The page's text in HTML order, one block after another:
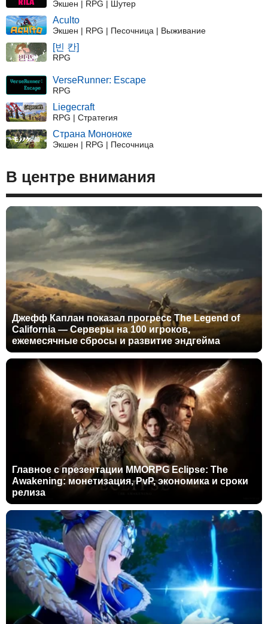
Экшен | RPG | Шутер
Aculto
Экшен | RPG | Песочница | Выживание
[빈 칸]
RPG
VerseRunner: Escape
RPG
Liegecraft
RPG | Стратегия
Страна Мононоке
Экшен | RPG | Песочница
В центре внимания
Джефф Каплан показал прогресс The Legend of
California — Серверы на 100 игроков,
ежемесячные сбросы и развитие эндгейма
Главное с презентации MMORPG Eclipse: The
Awakening: монетизация, PvP, экономика и сроки
релиза